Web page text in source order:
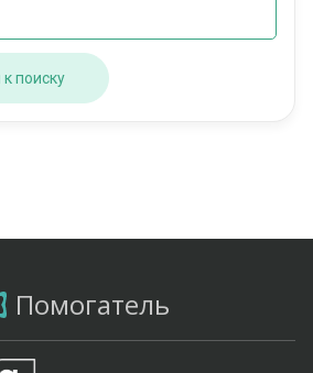
поиску
Помогатель